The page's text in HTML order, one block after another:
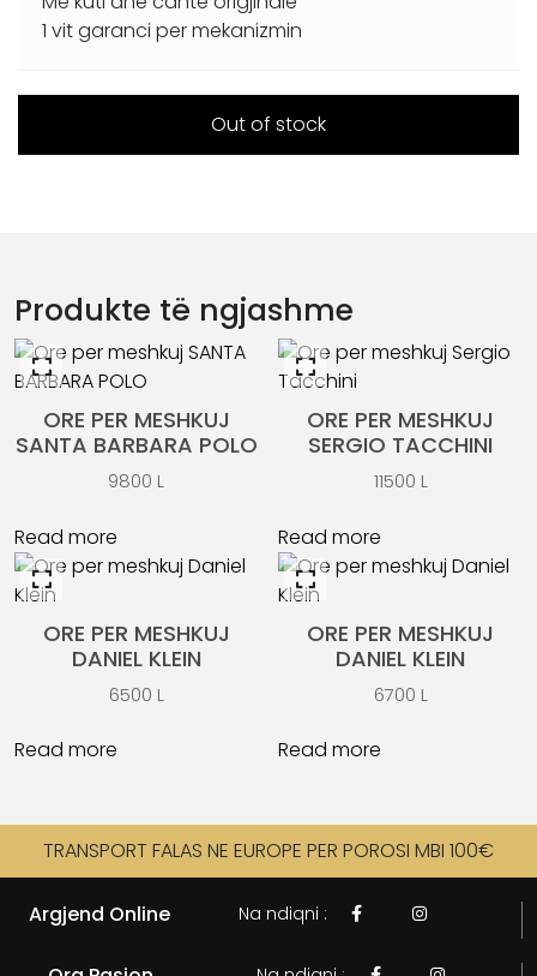
1 vit garanci per mekanizmin
Out of stock
Produkte të ngjashme
ORE PER MESHKUJ
SANTA BARBARA POLO
9800 L
Read more
ORE PER MESHKUJ
SERGIO TACCHINI
11500 L
Read more
ORE PER MESHKUJ
DANIEL KLEIN
6500 L
Read more
ORE PER MESHKUJ
DANIEL KLEIN
6700 L
Read more
TRANSPORT FALAS NE EUROPE PER POROSI MBI 100€
Argjend Online Na ndiqni :  